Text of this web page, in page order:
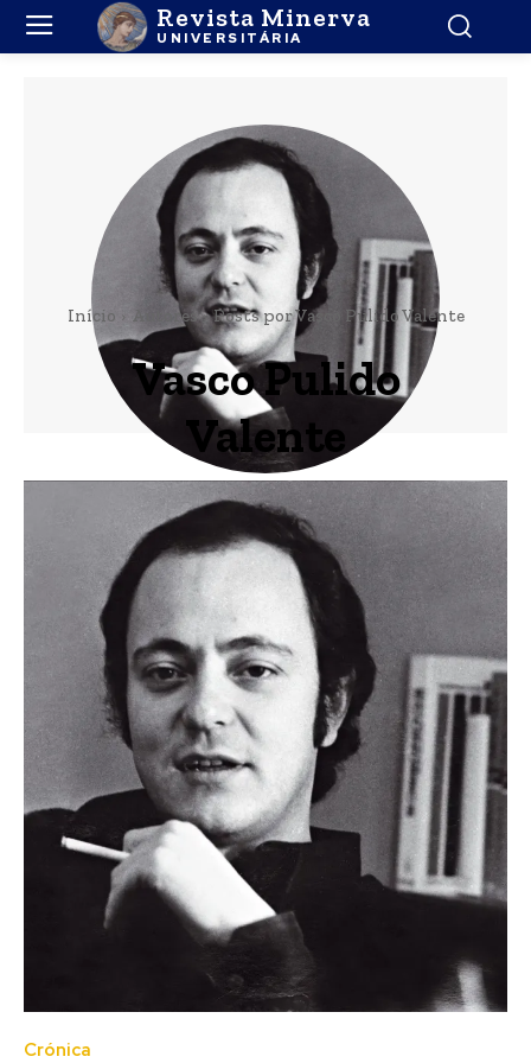
Revista Minerva
UNIVERSITÁRIA
Início Autores Posts por Vasco Pulido Valente
Vasco Pulido
Valente
Crónica